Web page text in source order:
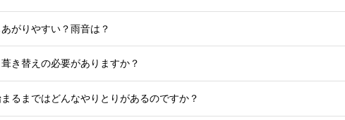
がりやすい？雨音は？
き替えの必要がありますか？
るまではどんなやりとりがあるのですか？